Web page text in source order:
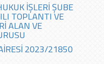
İŞLERİ ŞUBE
TOPLANTI VE
ALAN VE
2023/21850